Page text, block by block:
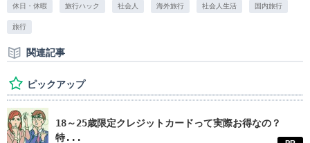
休日・休暇 旅行ハック 社会人 海外旅行 社会人生活 国内旅行
旅行
関連記事
ピックアップ
18～25歳限定クレジットカードって実際お得なの？
特...